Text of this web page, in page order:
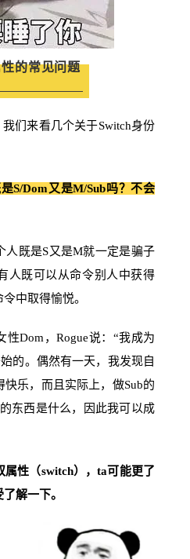
的常见问题
们来看几个关于Switch身份
S/Dom又是M/Sub吗？不会
人既是S又是M就一定是骗子
人既可以从命令别人中获得
中取得愉悦。
Dom，Rogue说：“我成为
的。偶然有一天，我发现自
乐，而且实际上，做Sub的
东西是什么，因此我可以成
性（switch），ta可能更了
解一下。